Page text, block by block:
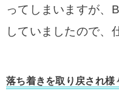
ってしまいますが、
していましたので、
落ち着きを取り戻され様